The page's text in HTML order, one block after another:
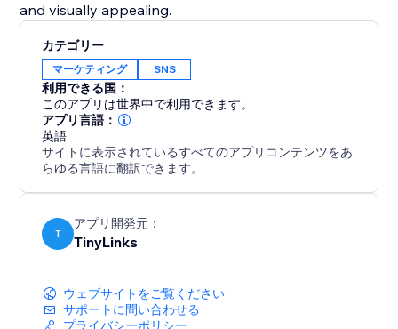
and visually appealing.
カテゴリー
マーケティング SNS
利用できる国：
このアプリは世界中で利用できます。
アプリ言語：
英語
サイトに表示されているすべてのアプリコンテンツをあ
らゆる言語に翻訳できます。
T
アプリ開発元：
TinyLinks
ウェブサイトをご覧ください
サポートに問い合わせる
プライバシーポリシー